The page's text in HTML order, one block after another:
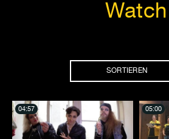
Watch
SORTIEREN
04:57 05:00